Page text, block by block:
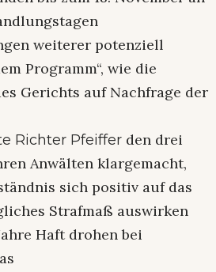
weiterer potenziell
Programm“, wie die
Gerichts auf Nachfrage der
Richter Pfeiffer den drei
Anwälten klargemacht,
sich positiv auf das
Strafmaß auswirken
Haft drohen bei